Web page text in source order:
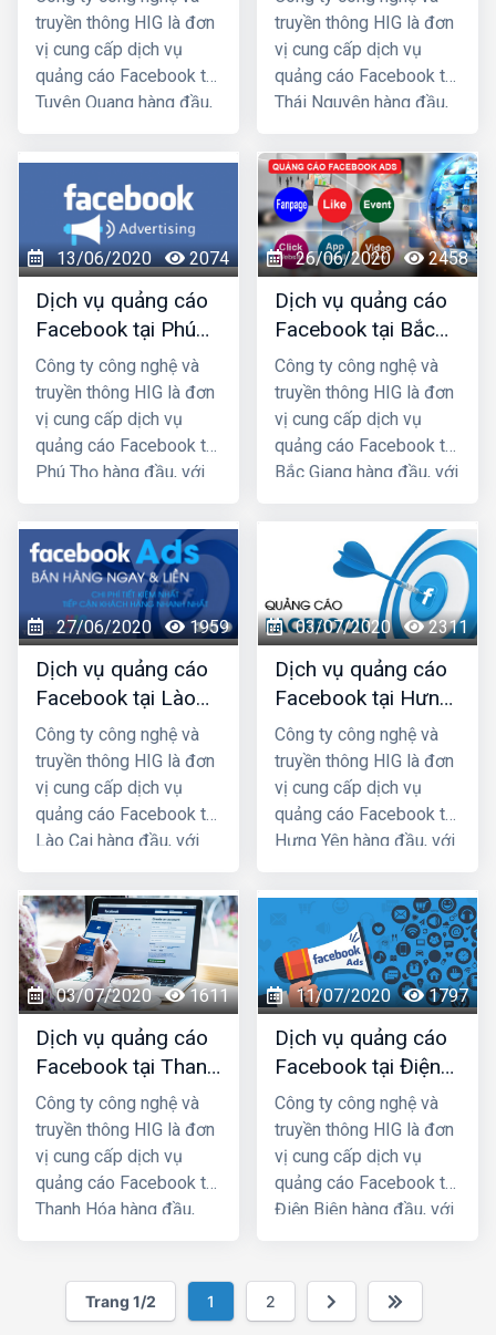
truyền thông HIG là đơn
vị cung cấp dịch vụ
quảng cáo Facebook tại
Tuyên Quang hàng đầu,
cho hàng trăm khách
hàng lớn nhỏ ở Hà
Nội và các tỉnh Miền
Bắc, chúng tôi chắc
chắn sẽ giúp quý khách
phát triển kinh doanh
nhanh chóng.
tín
truyền thông HIG là đơn
vị cung cấp dịch vụ
quảng cáo Facebook tại
Thái Nguyên hàng đầu,
nghiệm chạy quảng cáo
cho hàng trăm khách
hàng lớn nhỏ ở Hà
Nội và các tỉnh Miền
Bắc, chúng tôi chắc
chắn sẽ giúp quý khách
phát triển kinh doanh
nhanh chóng.
13/06/2020 2074
Dịch vụ quảng cáo
Facebook tại Phú
Thọ giá rẻ, uy tín
Công ty công nghệ và
truyền thông HIG là đơn
vị cung cấp dịch vụ
quảng cáo Facebook tại
Phú Thọ hàng đầu, với
chạy quảng cáo cho
hàng trăm khách hàng
lớn nhỏ ở Hà Nội và các
tỉnh Miền Bắc, chúng tôi
chắc chắn sẽ giúp quý
khách phát triển kinh
doanh nhanh chóng.
26/06/2020 2458
Dịch vụ quảng cáo
Facebook tại Bắc
Giang giá rẻ, uy tín
Công ty công nghệ và
truyền thông HIG là đơn
vị cung cấp dịch vụ
quảng cáo Facebook tại
Bắc Giang hàng đầu, với
chạy quảng cáo cho
hàng trăm khách hàng
lớn nhỏ ở Hà Nội và các
tỉnh Miền Bắc, chúng tôi
chắc chắn sẽ giúp quý
khách phát triển kinh
doanh nhanh chóng.
27/06/2020 1959
Dịch vụ quảng cáo
Facebook tại Lào
Cai giá rẻ, uy tín
Công ty công nghệ và
truyền thông HIG là đơn
vị cung cấp dịch vụ
quảng cáo Facebook tại
Lào Cai hàng đầu, với
chạy quảng cáo cho
hàng trăm khách hàng
lớn nhỏ ở Hà Nội và các
tỉnh Miền Bắc, chúng tôi
chắc chắn sẽ giúp quý
khách phát triển kinh
doanh nhanh chóng.
03/07/2020 2311
Dịch vụ quảng cáo
Facebook tại Hưng
Yên giá rẻ, uy tín
Công ty công nghệ và
truyền thông HIG là đơn
vị cung cấp dịch vụ
quảng cáo Facebook tại
Hưng Yên hàng đầu, với
chạy quảng cáo cho
hàng trăm khách hàng
lớn nhỏ ở Hà Nội và các
tỉnh Miền Bắc, chúng tôi
chắc chắn sẽ giúp quý
khách phát triển kinh
doanh nhanh chóng.
03/07/2020 1611
Dịch vụ quảng cáo
Facebook tại Thanh
Hóa giá rẻ, uy tín
Công ty công nghệ và
truyền thông HIG là đơn
vị cung cấp dịch vụ
quảng cáo Facebook tại
Thanh Hóa hàng đầu,
cho hàng trăm khách
hàng lớn nhỏ ở Hà
11/07/2020 1797
Dịch vụ quảng cáo
Facebook tại Điện
Biên giá rẻ, uy tín
Công ty công nghệ và
truyền thông HIG là đơn
vị cung cấp dịch vụ
quảng cáo Facebook tại
Điện Biên hàng đầu, với
hàng trăm khách hàng
lớn nhỏ ở Hà Nội và các
Trang 1/2 1 2